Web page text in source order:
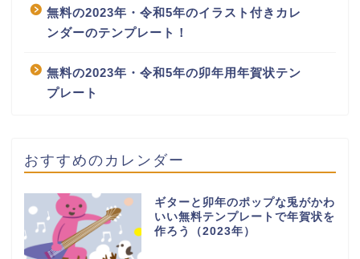
無料の2023年・令和5年のイラスト付きカレ
ンダーのテンプレート！
無料の2023年・令和5年の卯年用年賀状テン
プレート
おすすめのカレンダー
ギターと卯年のポップな兎がかわ
いい無料テンプレートで年賀状を
作ろう（2023年）